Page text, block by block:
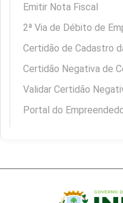
Emitir Nota Fiscal
2ª Via de Débito de
Certidão de Cadastro
Certidão Negativa de
Validar Certidão
Portal do